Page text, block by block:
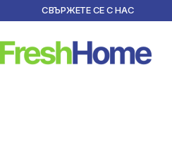
СВЪРЖЕТЕ СЕ С НАС